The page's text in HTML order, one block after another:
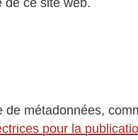
de ce site web.
métadonnées,
pour la